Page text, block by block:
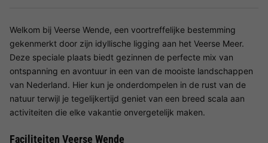
Welkom bij Veerse Wende, een voortreffelijke bestemming
gekenmerkt door zijn idyllische ligging aan het Veerse Meer.
Deze speciale plaats biedt gezinnen de perfecte mix van
ontspanning en avontuur in een van de mooiste landschappen
van Nederland. Hier kun je onderdompelen in de rust van de
natuur terwijl je tegelijkertijd geniet van een breed scala aan
activiteiten die elke vakantie onvergetelijk maken.
Faciliteiten Veerse Wende